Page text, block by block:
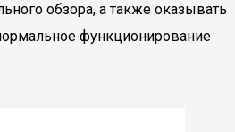
обзора, а также оказывать
функционирование